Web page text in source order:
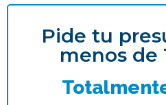
Pide tu
menos de